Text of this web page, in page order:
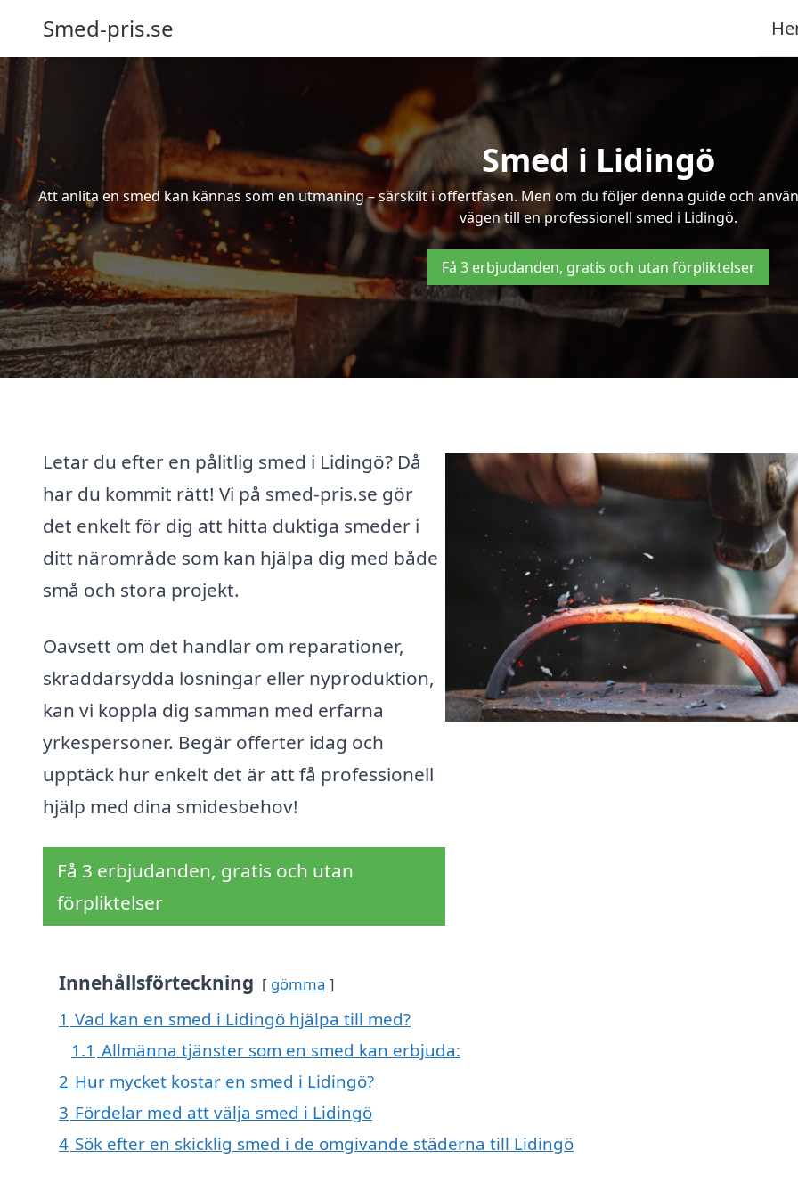
Smed-pris.se
Smed i Lidingö
Att anlita en smed kan kännas som en utmaning – särskilt i offertfasen. Men om du följer denna guide och
vägen till en professionell smed i Lidingö.
Få 3 erbjudanden, gratis och utan förpliktelser
Letar du efter en pålitlig smed i Lidingö? Då
har du kommit rätt! Vi på smed-pris.se gör
det enkelt för dig att hitta duktiga smeder i
ditt närområde som kan hjälpa dig med både
små och stora projekt.
Oavsett om det handlar om reparationer,
skräddarsydda lösningar eller nyproduktion,
kan vi koppla dig samman med erfarna
yrkespersoner. Begär offerter idag och
upptäck hur enkelt det är att få professionell
hjälp med dina smidesbehov!
Få 3 erbjudanden, gratis och utan
förpliktelser
Innehållsförteckning gömma
1 Vad kan en smed i Lidingö hjälpa till med?
1.1 Allmänna tjänster som en smed kan erbjuda:
2 Hur mycket kostar en smed i Lidingö?
3 Fördelar med att välja smed i Lidingö
4 Sök efter en skicklig smed i de omgivande städerna till Lidingö